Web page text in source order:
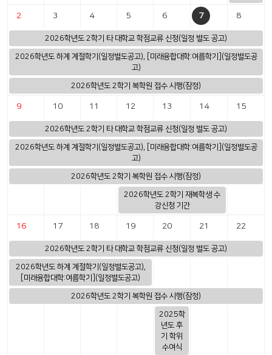
2 3 4 5 6 7 8
2026학년도 2학기 타 대학교 학점교류 신청(일정 별도 공고)
2026학년도 하계 계절학기(일정별도공고), [미래융합대학:여름학기](일정별도공
고)
2026학년도 2학기 복학원 접수 시행(잠정)
9 10 11 12 13 14 15
2026학년도 2학기 타 대학교 학점교류 신청(일정 별도 공고)
2026학년도 하계 계절학기(일정별도공고), [미래융합대학:여름학기](일정별도공
고)
2026학년도 2학기 복학원 접수 시행(잠정)
2026학년도 2학기 재복학생 수
강신청 기간
16 17 18 19 20 21 22
2026학년도 2학기 타 대학교 학점교류 신청(일정 별도 공고)
2026학년도 하계 계절학기(일정별도공고),
[미래융합대학:여름학기](일정별도공고)
2026학년도 2학기 복학원 접수 시행(잠정)
2025학
년도 후
기 학위
수여식